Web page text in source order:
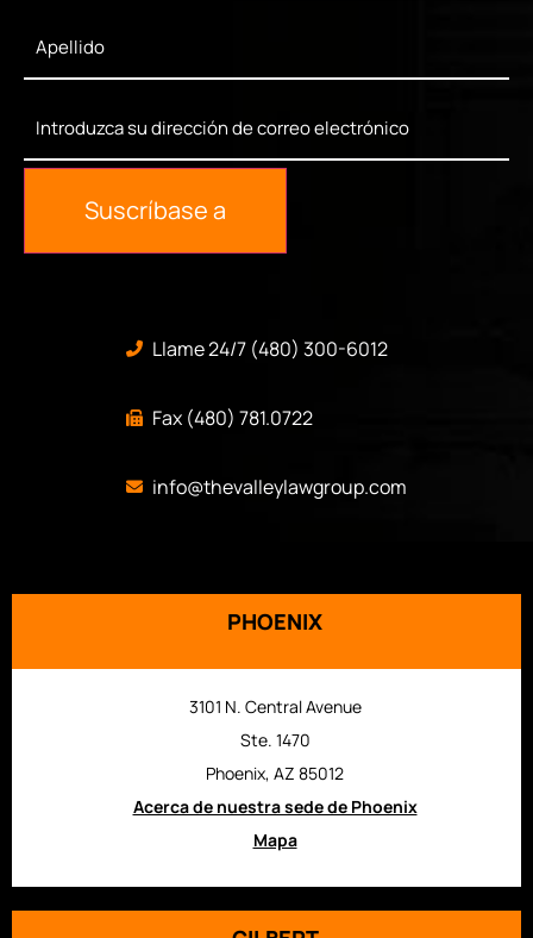
Name *
Your
Suscríbase a
Llame 24/7 (480) 300-6012
Fax (480) 781.0722
info@thevalleylawgroup.com
PHOENIX
3101 N. Central Avenue
Ste. 1470
Phoenix, AZ 85012
Acerca de nuestra sede de Phoenix
Mapa